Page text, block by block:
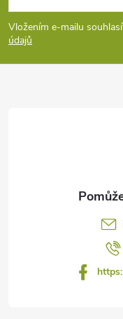
p
a
Vložením e-mailu
údajů